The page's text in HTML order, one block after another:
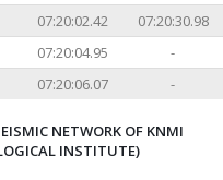
07:20:02.42
07:20:30.98
07:20:04.95
-
07:20:06.07 -
NETWORK OF KNMI
INSTITUTE)